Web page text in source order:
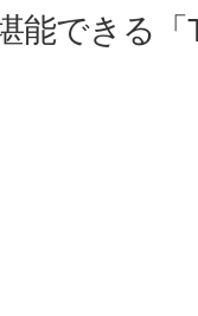
能できる「